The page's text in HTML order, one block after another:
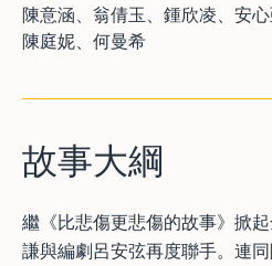
陳意涵、翁倩玉、鍾欣凌、安心
陳庭妮、何曼希
故事大綱
繼《比悲傷更悲傷的故事》掀
謙與編劇呂安弦再度聯手。連